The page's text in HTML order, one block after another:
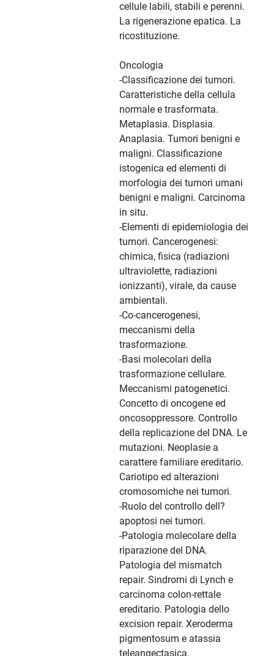
cellule labili, stabili e perenni.
La rigenerazione epatica. La
ricostituzione.
Oncologia
-Classificazione dei tumori.
Caratteristiche della cellula
normale e trasformata.
Metaplasia. Displasia.
Anaplasia. Tumori benigni e
maligni. Classificazione
istogenica ed elementi di
morfologia dei tumori umani
benigni e maligni. Carcinoma
in situ.
-Elementi di epidemiologia dei
tumori. Cancerogenesi:
chimica, fisica (radiazioni
ultraviolette, radiazioni
ionizzanti), virale, da cause
ambientali.
-Co-cancerogenesi,
meccanismi della
trasformazione.
-Basi molecolari della
trasformazione cellulare.
Meccanismi patogenetici.
Concetto di oncogene ed
oncosoppressore. Controllo
della replicazione del DNA. Le
mutazioni. Neoplasie a
carattere familiare ereditario.
Cariotipo ed alterazioni
cromosomiche nei tumori.
-Ruolo del controllo dell?
apoptosi nei tumori.
-Patologia molecolare della
riparazione del DNA.
Patologia del mismatch
repair. Sindromi di Lynch e
carcinoma colon-rettale
ereditario. Patologia dello
excision repair. Xeroderma
pigmentosum e atassia
teleangectasica.